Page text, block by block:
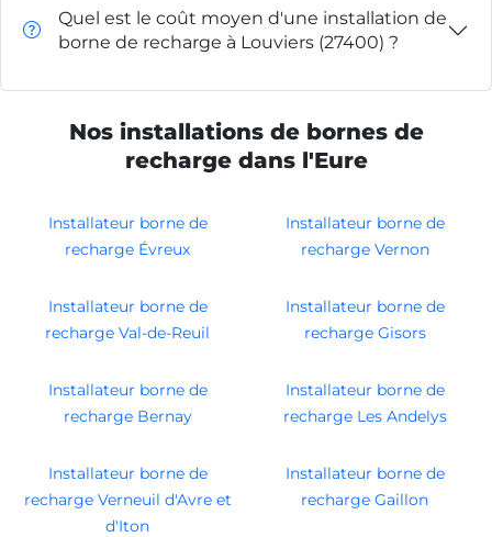
Quel est le coût moyen d'une installation de
borne de recharge à Louviers (27400) ?
Nos installations de bornes de
recharge dans l'Eure
Installateur borne de
recharge Évreux
Installateur borne de
recharge Vernon
Installateur borne de
recharge Val-de-Reuil
Installateur borne de
recharge Gisors
Installateur borne de
recharge Bernay
Installateur borne de
recharge Les Andelys
Installateur borne de
recharge Verneuil d'Avre et
d'Iton
Installateur borne de
recharge Gaillon